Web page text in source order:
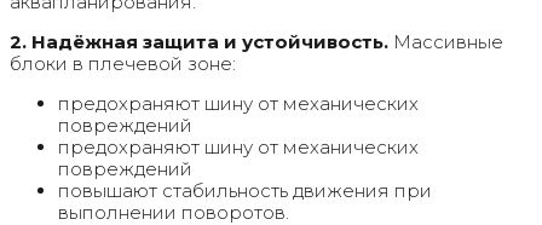
2. Надёжная защита и устойчивость. Массивные
блоки в плечевой зоне:
предохраняют шину от механических
повреждений
предохраняют шину от механических
повреждений
повышают стабильность движения при
выполнении поворотов.